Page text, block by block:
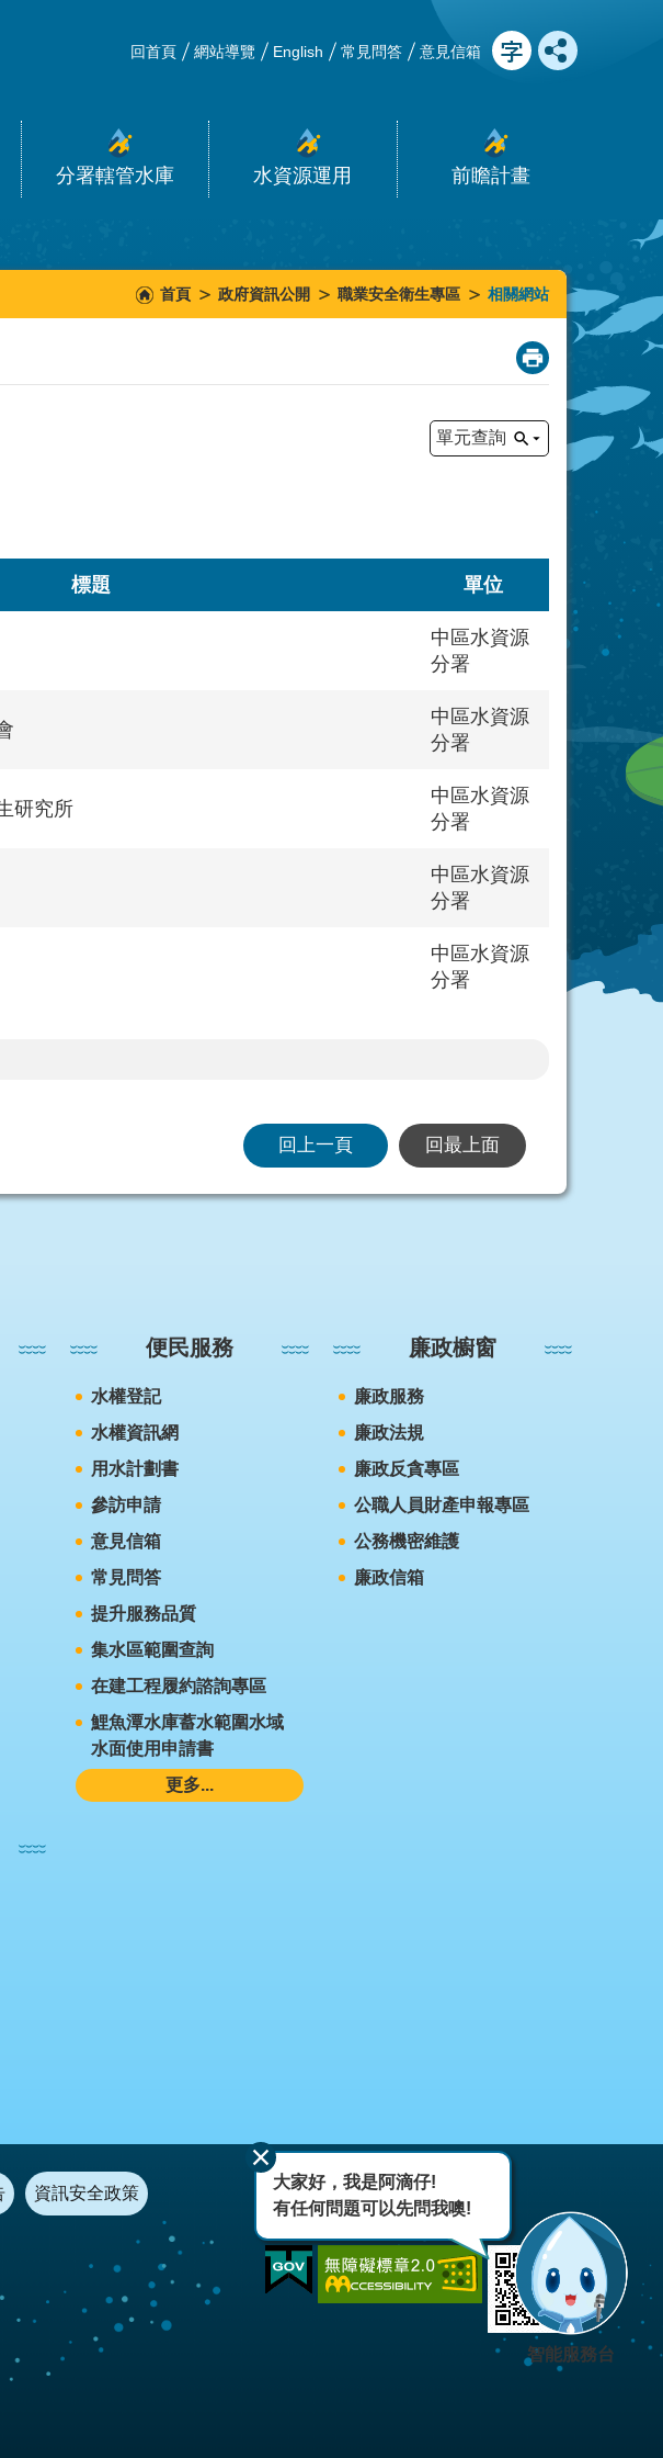
回首頁 網站導覽 English 常見問答 意見信箱
分署轄管水庫 水資源運用 前瞻計畫
首頁 政府資訊公開 職業安全衛生專區 相關網站
_
單元查詢
標題 單位
中區水資源
分署
中區水資源
分署
研究所
中區水資源
分署
中區水資源
分署
中區水資源
分署
回上一頁 回最上面
便民服務
水權登記
水權資訊網
用水計劃書
參訪申請
意見信箱
常見問答
提升服務品質
集水區範圍查詢
在建工程履約諮詢專區
鯉魚潭水庫蓄水範圍水域
水面使用申請書
更多...
廉政櫥窗
廉政服務
廉政法規
廉政反貪專區
公職人員財產申報專區
公務機密維護
廉政信箱
資訊安全政策
大家好，我是阿滴仔!
有任何問題可以先問我噢!
智能服務台